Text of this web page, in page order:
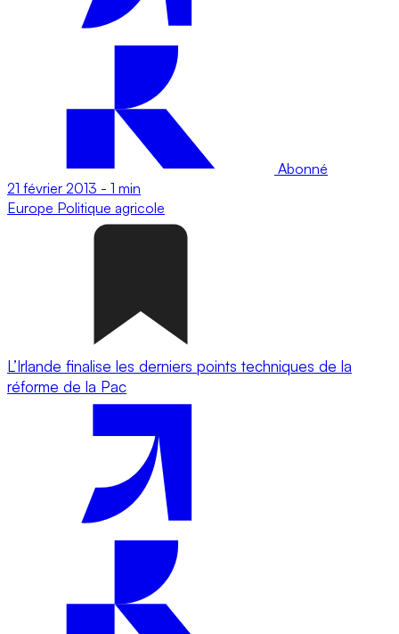
Abonné
21 février 2013 - 1 min
Europe Politique agricole
L’Irlande finalise les derniers points techniques de la
réforme de la Pac